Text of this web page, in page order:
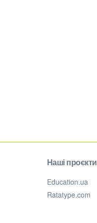
Наші проєкти
Education.ua
Ratatype.com